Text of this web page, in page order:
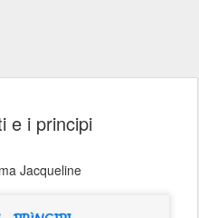
e i principi
Jacqueline